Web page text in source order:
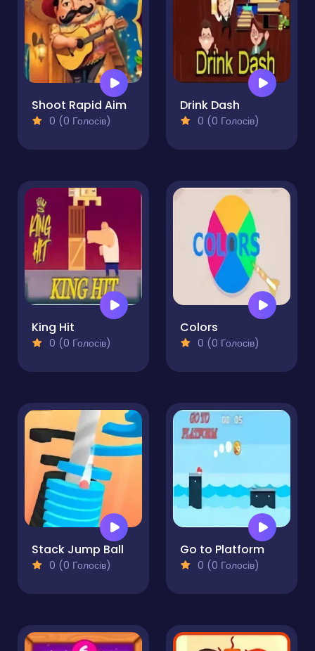
Shoot Rapid Aim
0 (0 Голосів)
Drink Dash
0 (0 Голосів)
King Hit
0 (0 Голосів)
Colors
0 (0 Голосів)
Stack Jump Ball
0 (0 Голосів)
Go to Platform
0 (0 Голосів)